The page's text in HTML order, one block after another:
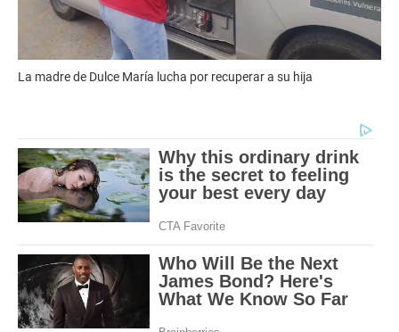
La madre de Dulce María lucha por recuperar a su hija